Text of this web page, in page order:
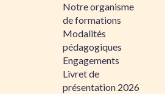
Notre organisme
de formations
Modalités
pédagogiques
Engagements
Livret de
présentation 2026